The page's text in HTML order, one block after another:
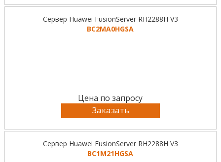
Сервер Huawei FusionServer RH2288H V3
BC2MA0HGSA
Цена по запросу
Заказать
Сервер Huawei FusionServer RH2288H V3
BC1M21HGSA